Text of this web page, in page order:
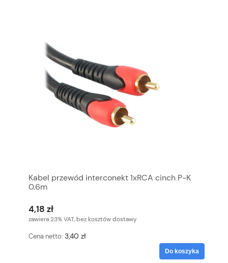
Kabel przewód interconekt 1xRCA cinch P-K
0.6m
4,18 zł
zawiera 23% VAT, bez kosztów dostawy
Cena netto: 3,40 zł
Do koszyka